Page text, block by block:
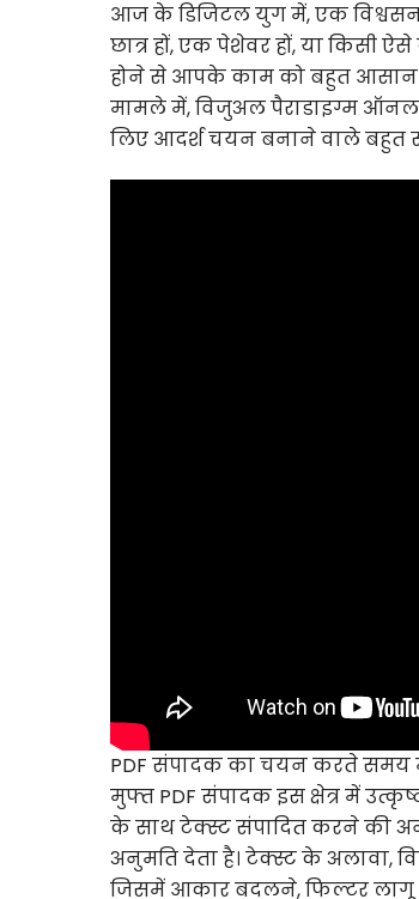
आज के डिजिटल युग में, एक
छात्र हों, एक पेशेवर हों, या किसी
होने से आपके काम को बहुत आसान
मामले में, विजुअल पैराडाइग्म
लिए आदर्श चयन बनाने वाले बहुत
PDF संपादक का चयन करते समय
मुफ्त PDF संपादक इस क्षेत्र में
के साथ टेक्स्ट संपादित करने की
अनुमति देता है। टेक्स्ट के अलावा,
जिसमें आकार बदलने, फिल्टर लागू